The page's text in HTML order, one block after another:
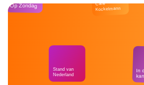
Op Zondag
Stand van
Nederland
Café
Kockelmann
In